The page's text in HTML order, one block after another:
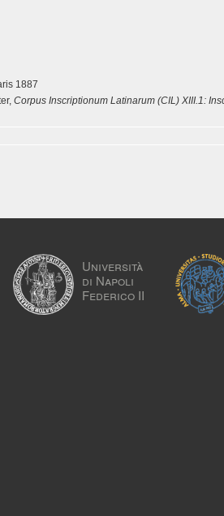
1887
Corpus Inscriptionum Latinarum (CIL) XIII.1:
Università
di Napoli
Federico II